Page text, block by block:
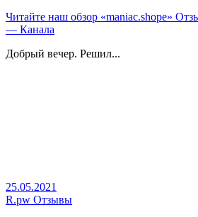
Читайте наш обзор «maniac.shope»
— Канала
Добрый вечер. Решил...
25.05.2021
R.pw Отзывы